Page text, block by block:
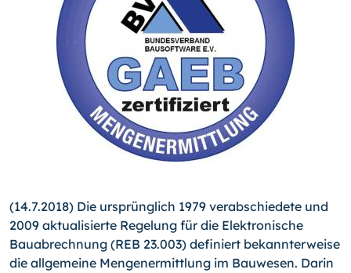
(14.7.2018) Die ursprünglich 1979 verabschiedete und
2009 aktualisierte Regelung für die Elektronische
Bauabrechnung (REB 23.003) definiert bekannterweise
die allgemeine Mengenermittlung im Bauwesen. Darin